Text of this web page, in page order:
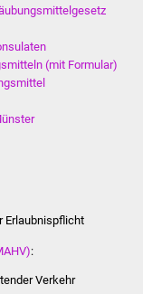
und
Integration
(mit Formular)
Erlaubnispflicht
:
Verkehr